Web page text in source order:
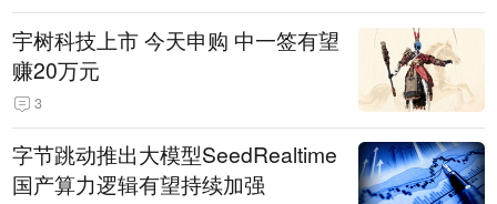
宇树科技上市 今天申购 中一签有望
赚20万元
3
字节跳动推出大模型SeedRealtime
国产算力逻辑有望持续加强